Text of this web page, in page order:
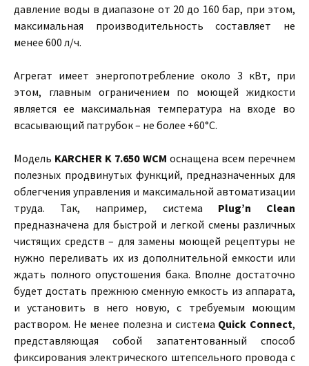
давление воды в диапазоне от 20 до 160 бар, при этом,
максимальная производительность составляет не
менее 600 л/ч.
Агрегат имеет энергопотребление около 3 кВт, при
этом, главным ограничением по моющей жидкости
является ее максимальная температура на входе во
всасывающий патрубок – не более +60°C.
Модель KARCHER K 7.650 WCM оснащена всем перечнем
полезных продвинутых функций, предназначенных для
облегчения управления и максимальной автоматизации
труда. Так, например, система Plug’n Clean
предназначена для быстрой и легкой смены различных
чистящих средств – для замены моющей рецептуры не
нужно переливать их из дополнительной емкости или
ждать полного опустошения бака. Вполне достаточно
будет достать прежнюю сменную емкость из аппарата,
и установить в него новую, с требуемым моющим
раствором. Не менее полезна и система Quick Connect,
представляющая собой запатентованный способ
фиксирования электрического штепсельного провода с